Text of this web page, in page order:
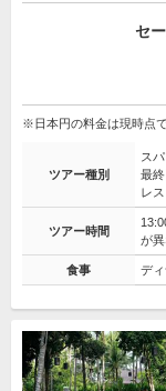
セ
※日本円の料金は現時点
ツアー種別
スパ
最
レ
ツアー時間
が
食事 デ